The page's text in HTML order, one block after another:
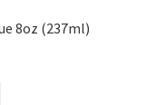
8oz (237ml)